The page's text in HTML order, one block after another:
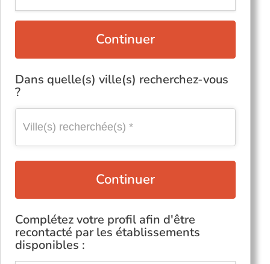
Continuer
Dans quelle(s) ville(s) recherchez-vous
?
Continuer
Complétez votre profil afin d'être
recontacté par les établissements
disponibles :